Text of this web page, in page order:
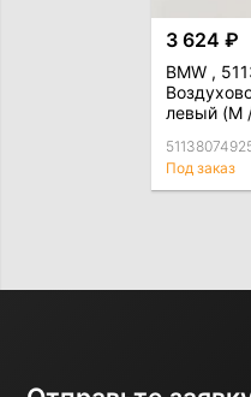
3 624 ₽
BMW ,
левый (M
Под заказ